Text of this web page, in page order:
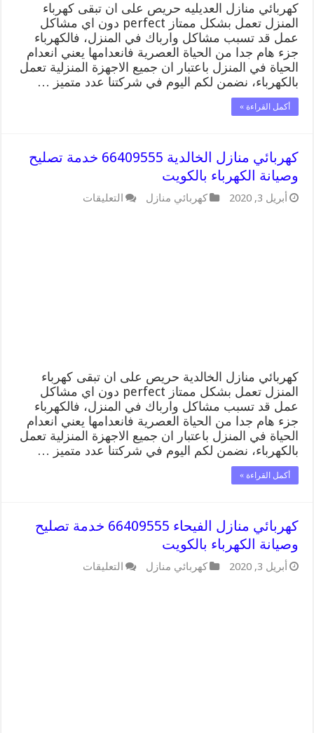
كهربائي منازل العديليه حريص على ان تبقى كهرباء
المنزل تعمل بشكل ممتاز perfect دون اي مشاكل
عمل قد تسبب مشاكل وارباك في المنزل، فالكهرباء
جزء هام جدا من الحياة العصرية فانعدامها يعني انعدام
الحياة في المنزل باعتبار ان جميع الاجهزة المنزلية تعمل
بالكهرباء، نضمن لكم اليوم في شركتنا عدد متميز …
أكمل القراءة »
كهربائي منازل الخالدية 66409555 خدمة تصليح
وصيانة الكهرباء بالكويت
أبريل 3, 2020 كهربائي منازل التعليقات
كهربائي منازل الخالدية حريص على ان تبقى كهرباء
المنزل تعمل بشكل ممتاز perfect دون اي مشاكل
عمل قد تسبب مشاكل وارباك في المنزل، فالكهرباء
جزء هام جدا من الحياة العصرية فانعدامها يعني انعدام
الحياة في المنزل باعتبار ان جميع الاجهزة المنزلية تعمل
بالكهرباء، نضمن لكم اليوم في شركتنا عدد متميز …
أكمل القراءة »
كهربائي منازل الفيحاء 66409555 خدمة تصليح
وصيانة الكهرباء بالكويت
أبريل 3, 2020 كهربائي منازل التعليقات